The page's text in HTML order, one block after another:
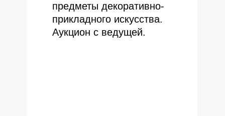
предметы декоративно-
прикладного искусства.
Аукцион с ведущей.